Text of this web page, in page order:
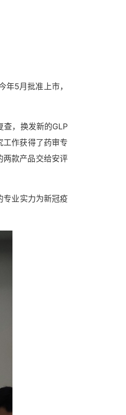
年5月批准上市，
查，换发新的GLP
工作获得了药审专
两款产品交给安评
专业实力为新冠疫